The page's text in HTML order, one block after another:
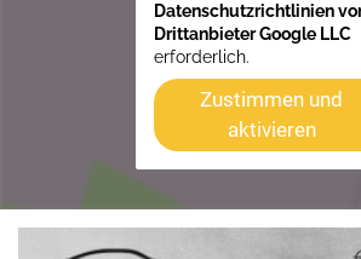
Datenschutzrichtlinien
Drittanbieter Google LLC
erforderlich.
Zustimmen und
aktivieren